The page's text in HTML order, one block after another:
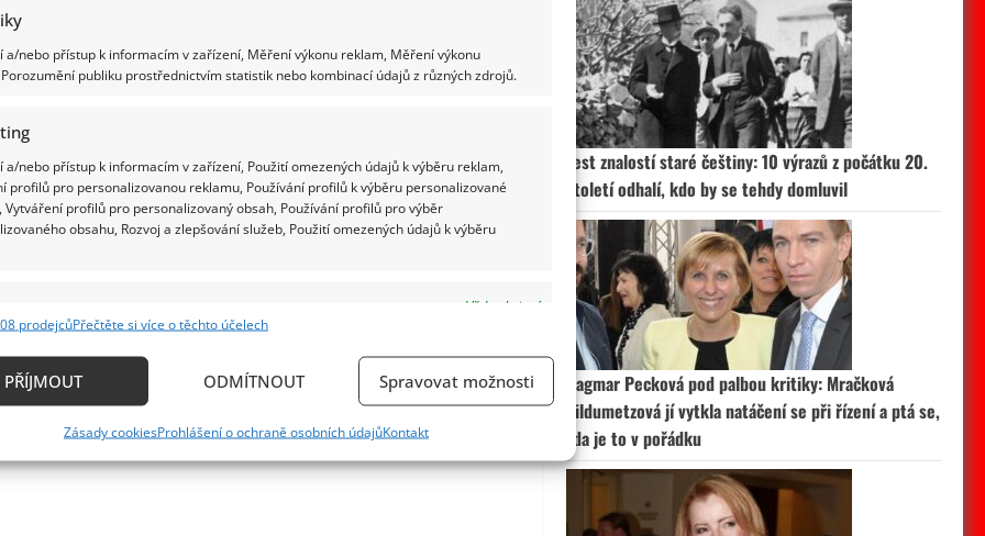
a/nebo přístup k informacím v zařízení, Měření výkonu reklam, Měření výkonu
publiku prostřednictvím statistik nebo kombinací údajů z různých zdrojů.
a/nebo přístup k informacím v zařízení, Použití omezených údajů k výběru reklam,
profilů pro personalizovanou reklamu, Používání profilů k výběru personalizované
Vytváření profilů pro personalizovaný obsah, Používání profilů pro výběr
obsahu, Rozvoj a zlepšování služeb, Použití omezených údajů k výběru
Vždy aktivní
zařízení na základě automaticky přenášených informací.
aktivně požadovaných informací.
prodejcůPřečtěte si více o těchto účelech
PŘÍJMOUT ODMÍTNOUT Spravovat možnosti
Zásady cookiesProhlášení o ochraně osobních údajůKontakt
Test znalostí staré češtiny: 10 výrazů z počátku 20.
století odhalí, kdo by se tehdy domluvil
Dagmar Pecková pod palbou kritiky: Mračková
Vildumetzová jí vytkla natáčení se při řízení a ptá se,
zda je to v pořádku